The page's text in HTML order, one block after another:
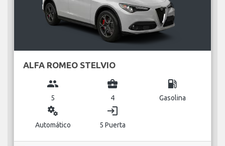
ALFA ROMEO STELVIO
group
5
business_center
4
local_gas_station
Gasolina
miscellaneous_services
Automático
login
5 Puerta